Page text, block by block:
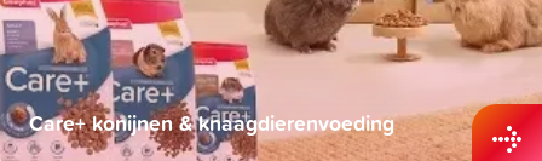
Care+ konijnen & knaagdierenvoeding